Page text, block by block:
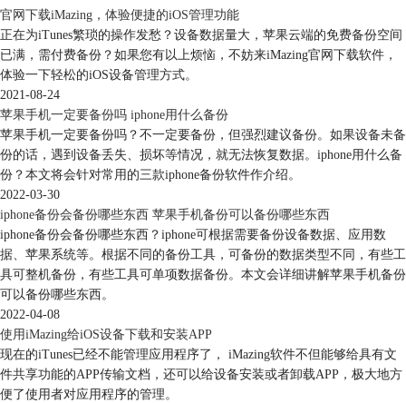
图3：iPhone16存储空间版本
二、iPhone16换机怎么备份
虽然更换了新手机，但是旧iPhone上的数据也非常重要，及时备份旧手机
数据可以避免丢失联系人、照片、应用数据等信息。以下是几种备份
iPhone的常用方法：
1、使用iCloud备份
iCloud是苹果提供的云端备份服务，使用起来非常方便，只要连接Wi-
Fi，就可以将iPhone的数据上传到云端。更换iPhone16时，只需登录同一
Apple ID，并选择恢复备份，数据就能自动下载到新设备上。
官网下载iMazing，体验便捷的iOS管理功能
正在为iTunes繁琐的操作发愁？设备数据量大，苹果云端的免费备份空间
已满，需付费备份？如果您有以上烦恼，不妨来iMazing官网下载软件，
体验一下轻松的iOS设备管理方式。
2021-08-24
苹果手机一定要备份吗 iphone用什么备份
苹果手机一定要备份吗？不一定要备份，但强烈建议备份。如果设备未备
份的话，遇到设备丢失、损坏等情况，就无法恢复数据。iphone用什么备
份？本文将会针对常用的三款iphone备份软件作介绍。
2022-03-30
iphone备份会备份哪些东西 苹果手机备份可以备份哪些东西
iphone备份会备份哪些东西？iphone可根据需要备份设备数据、应用数
据、苹果系统等。根据不同的备份工具，可备份的数据类型不同，有些工
具可整机备份，有些工具可单项数据备份。本文会详细讲解苹果手机备份
可以备份哪些东西。
2022-04-08
使用iMazing给iOS设备下载和安装APP
现在的iTunes已经不能管理应用程序了， iMazing软件不但能够给具有文
件共享功能的APP传输文档，还可以给设备安装或者卸载APP，极大地方
便了使用者对应用程序的管理。